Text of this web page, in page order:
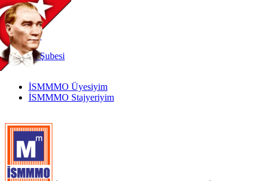
TR
|
EN
İnternetŞubesi
İSMMMO Üyesiyim
İSMMMO Stajyeriyim